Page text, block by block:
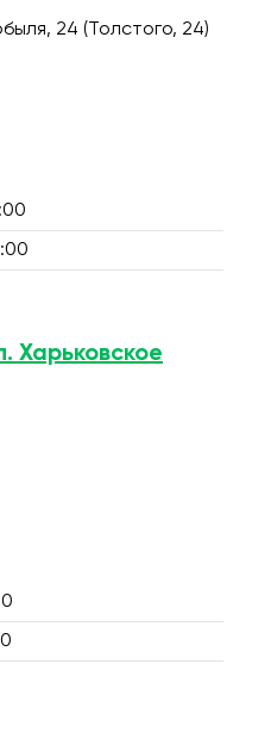
24 (Толстого, 24)
Харьковское